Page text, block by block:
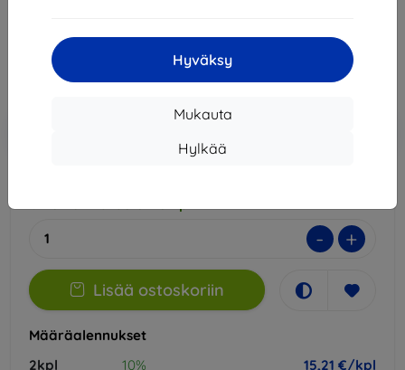
Hyväksy
Mukauta
Hylkää
15,21 €
Hinta ilman ALV:tä
Alennus kupongilla
- +
Lisää ostoskoriin
Määräalennukset
2kpl
10% 15,21 €/kpl